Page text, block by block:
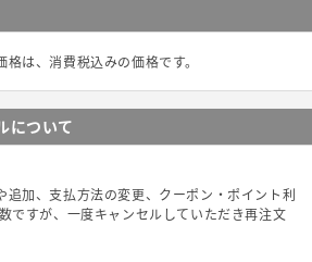
は、消費税込みの価格です。
について
追加、支払方法の変更、クーポン・ポイント利
ですが、一度キャンセルしていただき再注文